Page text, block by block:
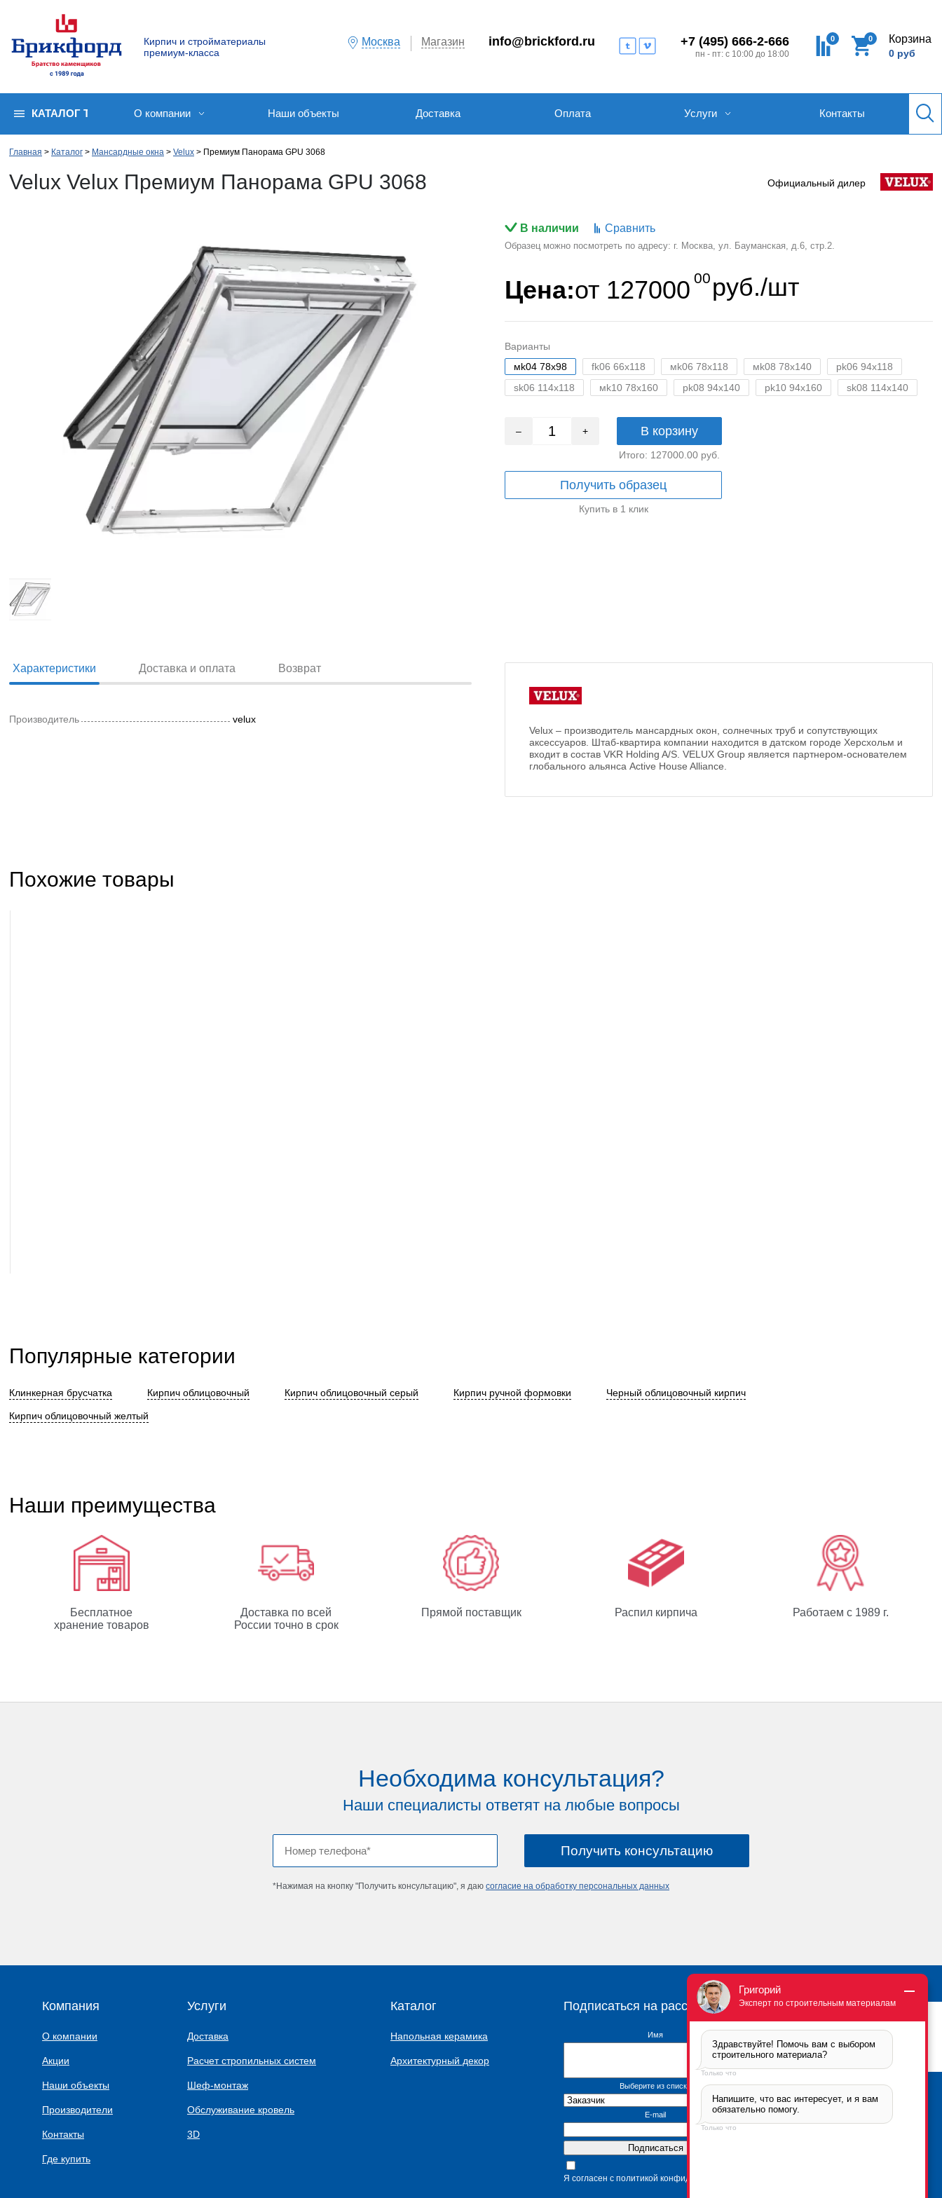
Кирпич и стройматериалы
премиум-класса
Москва Магазин info@brickford.ru +7 (495) 666-2-666
пн - пт: с 10:00 до 18:00
0 0 Корзина
0 руб
КАТАЛОГ ТОВАРОВО компании Наши объекты Доставка Оплата Услуги Контакты
Главная Каталог Мансардные окна Velux Премиум Панорама GPU 3068
Velux Velux Премиум Панорама GPU 3068 Официальный дилер
В наличии Сравнить
Образец можно посмотреть по адресу: г. Москва, ул. Бауманская, д.6, стр.2.
Цена:от 127000 00 руб./шт
Варианты
мk04 78x98
fk06 66x118 мk06 78x118 мk08 78x140
pk06 94x118
sk06 114x118
мk10 78x160 pk08 94x140 pk10 94x160 sk08 114x140
– + В корзину
Итого: 127000.00 руб.
Получить образец
Купить в 1 клик
Характеристики Доставка и оплата Возврат
Производитель
velux
Velux – производитель мансардных окон, солнечных труб и сопутствующих
аксессуаров. Штаб-квартира компании находится в датском городе Херсхольм и
входит в состав VKR Holding A/S. VELUX Group является партнером-основателем
глобального альянса Active House Alliance.
Похожие товары
Популярные категории
Клинкерная брусчатка Кирпич облицовочный Кирпич облицовочный серый Кирпич ручной формовки Черный облицовочный кирпич
Кирпич облицовочный желтый
Наши преимущества
Бесплатное
хранение товаров
Доставка по всей
России точно в срок
Прямой поставщик Распил кирпича Работаем с 1989 г.
Необходима консультация?
Наши специалисты ответят на любые вопросы
*Нажимая на кнопку "Получить консультацию", я даю согласие на обработку персональных данных
Брикфорд Москва
105005
Бауманская, 6с2
Компания
О компании
Акции
Наши объекты
Производители
Контакты
Где купить
Услуги
Доставка
Расчет стропильных систем
Шеф-монтаж
Обслуживание кровель
3D
Каталог
Напольная керамика
Архитектурный декор
Подписаться на рассылку
Имя
Выберите из списка
E-mail
Я согласен с политикой конфиденциальности
Григорий
Эксперт по строительным материалам
Здравствуйте! Помочь вам с выбором
строительного материала?
Только что
Напишите, что вас интересует, и я вам
обязательно помогу.
Только что